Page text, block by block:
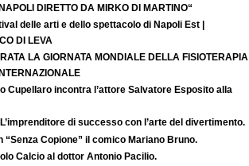
DIRETTO DA MIRKO DI MARTINO“
delle arti e dello spettacolo di Napoli Est |
DI LEVA
LA GIORNATA MONDIALE DELLA FISIOTERAPIA
Cupellaro incontra l’attore Salvatore Esposito alla
di successo con l’arte del divertimento.
“Senza Copione” il comico Mariano Bruno.
Calcio al dottor Antonio Pacilio.